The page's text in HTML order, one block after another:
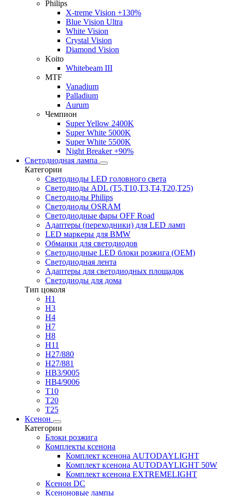
Philips
X-treme Vision +130%
Blue Vision Ultra
White Vision
Crystal Vision
Diamond Vision
Koito
Whitebeam III
MTF
Vanadium
Palladium
Aurum
Чемпион
Super Yellow 2400K
Super White 5000K
Super White 5500K
Night Breaker +90%
Светодиодная лампа
Категории
Светодиоды LED головного света
Светодиоды ADL (T5,T10,T3,T4,T20,T25)
Светодиоды Philips
Светодиоды OSRAM
Светодиодные фары OFF Road
Адаптеры (переходники) для LED ламп
LED маркеры для BMW
Обманки для светодиодов
Светодиодные LED блоки розжига (OEM)
Светодиодная лента
Адаптеры для светодиодных площадок
Светодиоды для дома
Тип цоколя
H1
H3
H4
H7
H8
H11
H27/880
H27/881
HB3/9005
HB4/9006
T10
T20
T25
Ксенон
Категории
Блоки розжига
Комплекты ксенона
Комплект ксенона AUTODAYLIGHT
Комплект ксенона AUTODAYLIGHT 50W
Комплект ксенона EXTREMELIGHT
Ксенон DC
Ксеноновые лампы